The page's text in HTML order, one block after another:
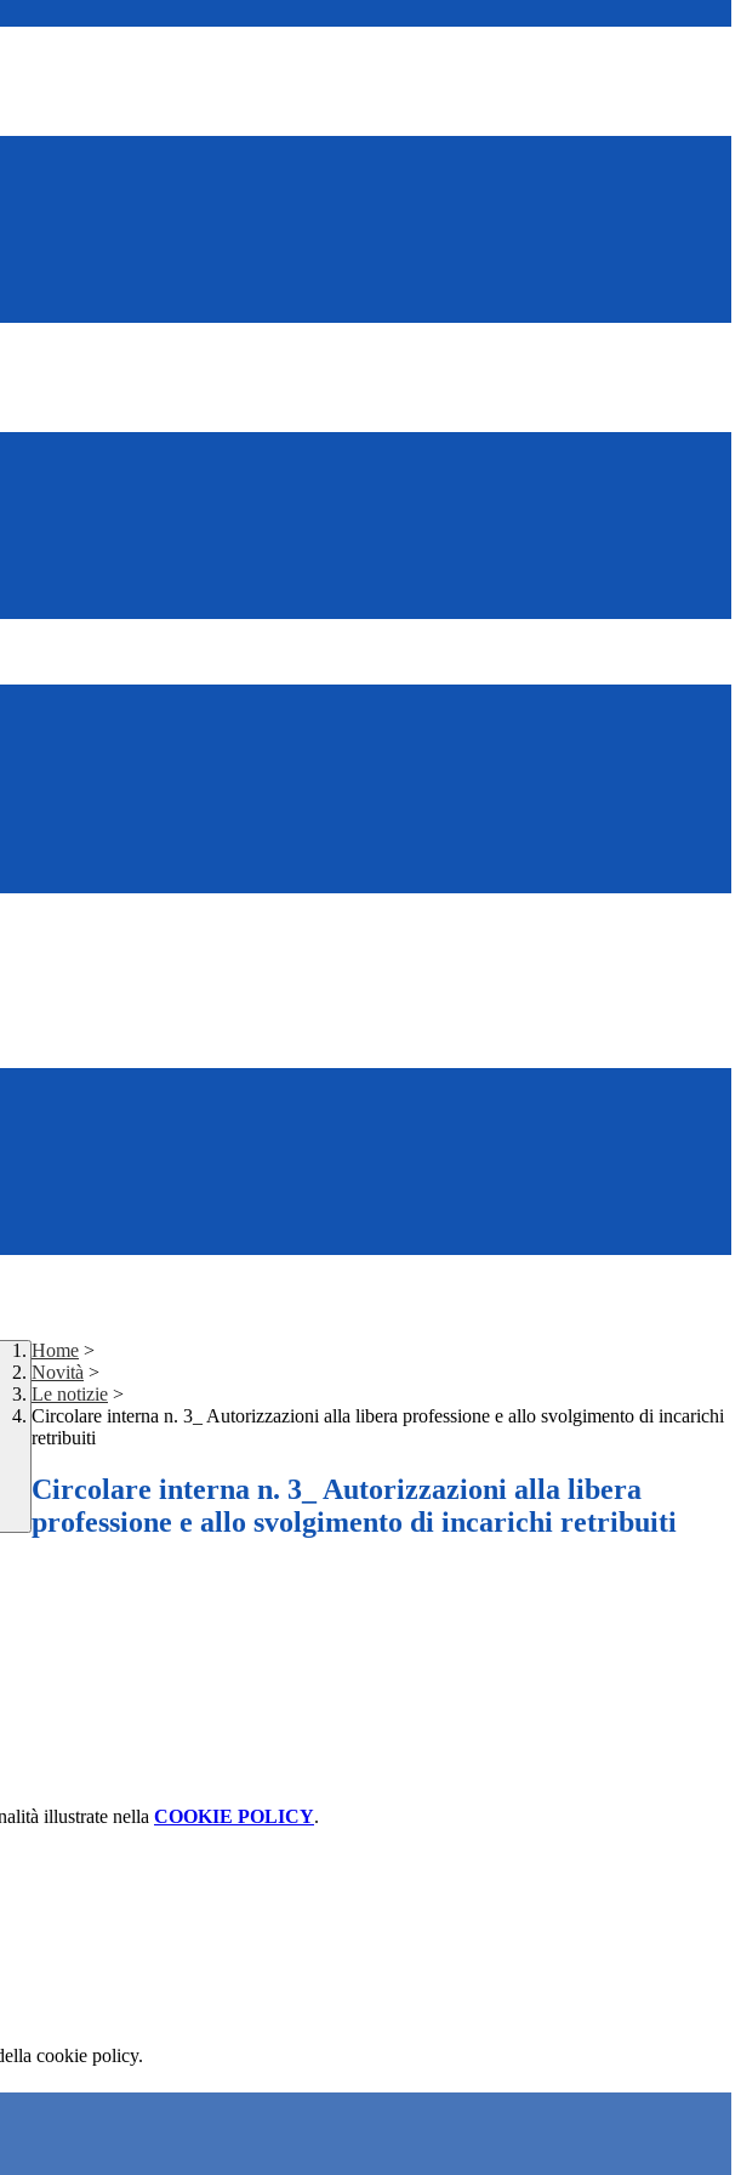
Home >
Novità >
Le notizie >
Circolare interna n. 3_ Autorizzazioni alla libera professione e allo svolgimento di incarichi
retribuiti
Circolare interna n. 3_ Autorizzazioni alla libera
professione e allo svolgimento di incarichi retribuiti
illustrate nella COOKIE POLICY.
cookie policy.